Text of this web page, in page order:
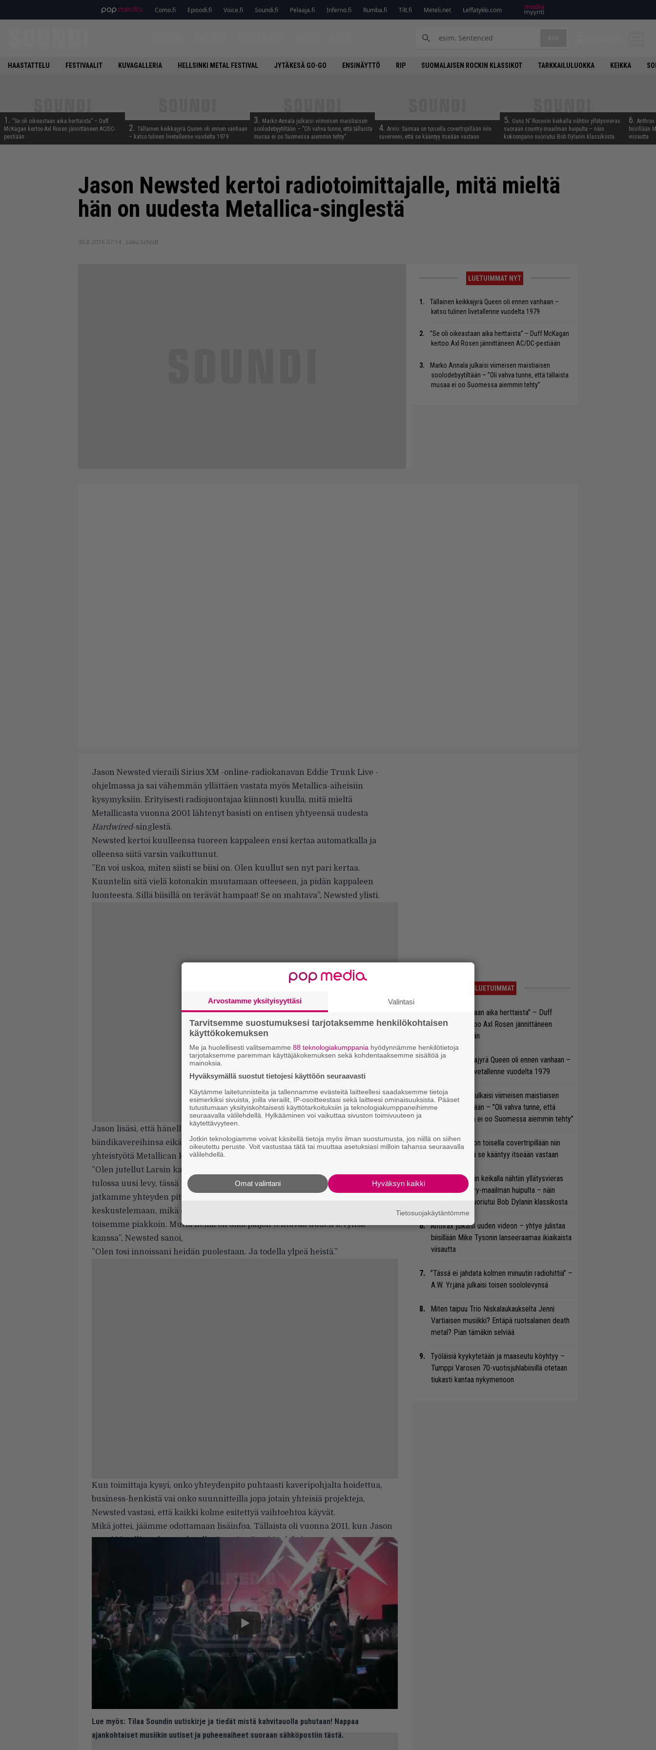
Como.fi Episodi.fi Voice.fi Soundi.fi Pelaaja.fi Inferno.fi Rumba.fi Tilt.fi Meteli.net Leffatykki.com
HAASTATTELU FESTIVAALIT KUVAGALLERIA HELLSINKI METAL FESTIVAL JYTÄKESÄ GO-GO ENSINÄYTTÖ RIP SUOMALAISEN ROCKIN KLASSIKOT TARKKAILULUOKKA KEIKKA
1. ”Se oli oikeastaan aika herttaista” – Duff
McKagan kertoo Axl Rosen jännittäneen AC/DC-
pestiään
2. Tällainen keikkajyrä Queen oli ennen vanhaan
– katso tulinen livetallenne vuodelta 1979
3. Marko Annala julkaisi viimeisen maistiaisen
soolodebyytiltään – ”Oli vahva tunne, että tällaista
musaa ei oo Suomessa aiemmin tehty”
4. Arvio: Saimaa on toisella covertripillään niin
suvereeni, että se kääntyy itseään vastaan
5. Guns N’ Rosesin keikalla nähtiin yllätysvieras
suoraan country-maailman huipulta – näin
kokoonpano suoriutui Bob Dylanin klassikosta
6.
biisillään
viisautta
Jason Newsted kertoi radiotoimittajalle, mitä mieltä
hän on uudesta Metallica-singlestä
30.8.2016 07:14 Saku Schildt
LUETUIMMAT NYT
Tällainen keikkajyrä Queen oli ennen vanhaan –
katso tulinen livetallenne vuodelta 1979
”Se oli oikeastaan aika herttaista” – Duff McKagan
kertoo Axl Rosen jännittäneen AC/DC-pestiään
Marko Annala julkaisi viimeisen maistiaisen
soolodebyytiltään – ”Oli vahva tunne, että tällaista
musaa ei oo Suomessa aiemmin tehty”
Jason Newsted vieraili Sirius XM -online-radiokanavan Eddie Trunk Live -
ohjelmassa ja sai vähemmän yllättäen vastata myös Metallica-aiheisiin
kysymyksiin. Erityisesti radiojuontajaa kiinnosti kuulla, mitä mieltä
Metallicasta vuonna 2001 lähtenyt basisti on entisen yhtyeensä uudesta
Hardwired-singlestä.
Newsted kertoi kuulleensa tuoreen kappaleen ensi kertaa automatkalla ja
olleensa siitä varsin vaikuttunut.
”En voi uskoa, miten siisti se biisi on. Olen kuullut sen nyt pari kertaa.
Kuuntelin sitä vielä kotonakin muutamaan otteeseen, ja pidän kappaleen
luonteesta. Sillä biisillä on terävät hampaat! Se on mahtava”, Newsted ylisti.
Jason lisäsi, että hänellä on edelleen lämpimät välit vanhoihin
bändikavereihinsa eikä ole lainkaan mahdotonta, josko hän voisi tehdä viekä
yhteistyötä Metallican kanssa.
”Olen jutellut Larsin kanssa aina muutaman viikon välein. Kun heiltä on nyt
tulossa uusi levy, tässä pinnan alla on suunnitteilla kaikenlaista. Niinpä
jatkamme yhteyden pitämistä. Viime aikoina olemme ehtineet ihan
keskustelemaan, mikä on mukavaa, ja toivottavasti ehtisimme tapaamaankin
toisemme piakkoin. Mutta heillä on aika paljon tehtävää uuden levynsä
kanssa”, Newsted sanoi,
”Olen tosi innoissani heidän puolestaan. Ja todella ylpeä heistä.”
Kun toimittaja kysyi, onko yhteydenpito puhtaasti kaveripohjalta hoidettua,
business-henkistä vai onko suunnitteilla jopa jotain yhteisiä projekteja,
Newsted vastasi, että kaikki kolme esitettyä vaihtoehtoa käyvät.
Mikä jottei, jäämme odottamaan lisäinfoa. Tällaista oli vuonna 2011, kun Jason
nousi Metallican kanssa lavalleCreeping Deathinajaksi:
Lue myös: Tilaa Soundin uutiskirje ja tiedät mistä kahvitauolla puhutaan! Nappaa
ajankohtaiset musiikin uutiset ja puheenaiheet suoraan sähköpostiin tästä.
LUETUIMMAT
”Se oli oikeastaan aika herttaista” – Duff
McKagan kertoo Axl Rosen jännittäneen
AC/DC-pestiään
Tällainen keikkajyrä Queen oli ennen vanhaan –
katso tulinen livetallenne vuodelta 1979
Marko Annala julkaisi viimeisen maistiaisen
soolodebyytiltään – ”Oli vahva tunne, että
tällaista musaa ei oo Suomessa aiemmin tehty”
Arvio: Saimaa on toisella covertripillään niin
suvereeni, että se kääntyy itseään vastaan
Guns N’ Rosesin keikalla nähtiin yllätysvieras
suoraan country-maailman huipulta – näin
kokoonpano suoriutui Bob Dylanin klassikosta
Anthrax julkaisi uuden videon – yhtye julistaa
biisillään Mike Tysonin lanseeraamaa ikiaikaista
viisautta
”Tässä ei jahdata kolmen minuutin radiohittiä” –
A.W. Yrjänä julkaisi toisen soololevynsä
Miten taipuu Trio Niskalaukaukselta Jenni
Vartiaisen musiikki? Entäpä ruotsalainen death
metal? Pian tämäkin selviää
Työläisiä kyykytetään ja maaseutu köyhtyy –
Tumppi Varosen 70-vuotisjuhlabiisillä otetaan
tiukasti kantaa nykymenoon
Arvostamme yksityisyyttäsi Valintasi
Tarvitsemme suostumuksesi tarjotaksemme henkilökohtaisen
käyttökokemuksen
Me ja huolellisesti valitsemamme 88 teknologiakumppania hyödynnämme henkilötietoja
tarjotaksemme paremman käyttäjäkokemuksen sekä kohdentaaksemme sisältöä ja
mainoksia.
Hyväksymällä suostut tietojesi käyttöön seuraavasti
Käytämme laitetunnisteita ja tallennamme evästeitä laitteellesi saadaksemme tietoja
esimerkiksi sivuista, joilla vierailit, IP-osoitteestasi sekä laitteesi ominaisuuksista. Pääset
tutustumaan yksityiskohtaisesti käyttötarkoituksiin ja teknologiakumppaneihimme
seuraavalla välilehdellä. Hylkääminen voi vaikuttaa sivuston toimivuuteen ja
käytettävyyteen.
Jotkin teknologiamme voivat käsitellä tietoja myös ilman suostumusta, jos niillä on siihen
oikeutettu peruste. Voit vastustaa tätä tai muuttaa asetuksiasi milloin tahansa seuraavalla
välilehdellä.
Hyväksyn kaikki
Omat valintani
Tietosuojakäytäntömme